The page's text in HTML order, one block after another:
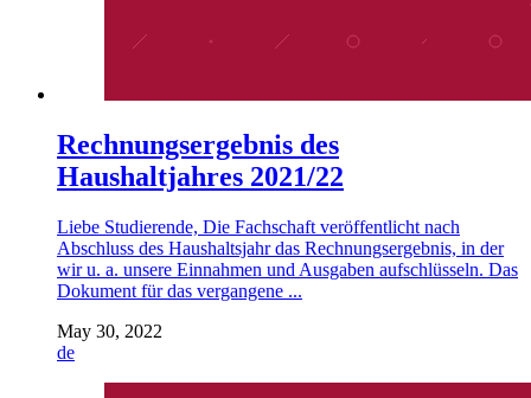
Rechnungsergebnis des
Haushaltjahres 2021/22
Liebe Studierende, Die Fachschaft veröffentlicht nach
Abschluss des Haushaltsjahr das Rechnungsergebnis, in der
wir u. a. unsere Einnahmen und Ausgaben aufschlüsseln. Das
Dokument für das vergangene ...
May 30, 2022
de